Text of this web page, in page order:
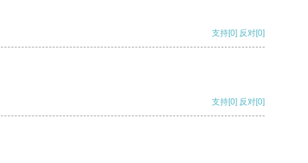
支持[0] 反对[0]
支持[0] 反对[0]